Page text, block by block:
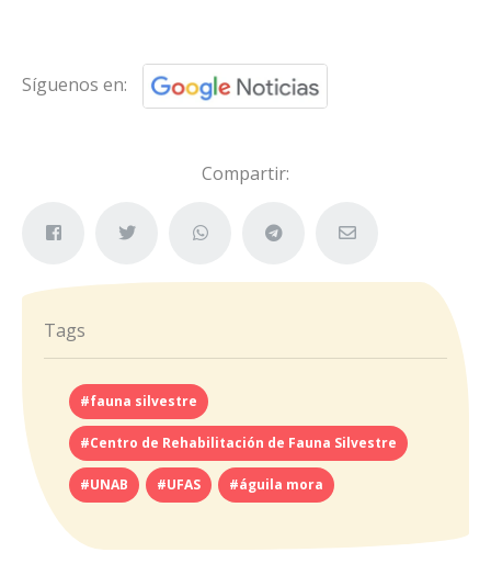
Síguenos en:
Compartir:
Tags
#fauna silvestre
#Centro de Rehabilitación de Fauna Silvestre
#UNAB #UFAS #águila mora